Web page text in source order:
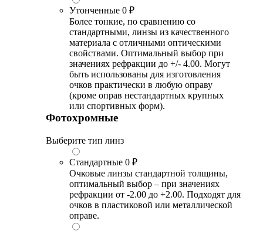
Утонченные 0 ₽
Более тонкие, по сравнению со
стандартными, линзы из качественного
материала с отличными оптическими
свойствами. Оптимальный выбор при
значениях рефракции до +/- 4.00. Могут
быть использованы для изготовления
очков практически в любую оправу
(кроме оправ нестандартных крупных
или спортивных форм).
Фотохромные
Выберите тип линз
Стандартные 0 ₽
Очковые линзы стандартной толщины,
оптимальный выбор – при значениях
рефракции от -2.00 до +2.00. Подходят для
очков в пластиковой или металлической
оправе.